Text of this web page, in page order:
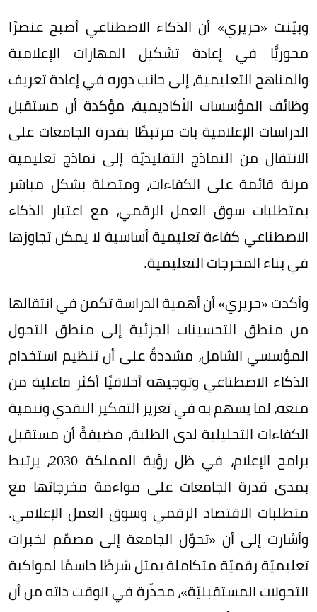
وبيّنت «حريري» أن الذكاء الاصطناعي أصبح عنصرًا
محوريًّا في إعادة تشكيل المهارات الإعلامية
والمناهج التعليمية، إلى جانب دوره في إعادة تعريف
وظائف المؤسسات الأكاديمية، مؤكدة أن مستقبل
الدراسات الإعلامية بات مرتبطًا بقدرة الجامعات على
الانتقال من النماذج التقليديّة إلى نماذج تعليمية
مرنة قائمة على الكفاءات، ومتصلة بشكل مباشر
بمتطلبات سوق العمل الرقمي، مع اعتبار الذكاء
الاصطناعي كفاءة تعليمية أساسية لا يمكن تجاوزها
في بناء المخرجات التعليمية.
وأكدت «حريري» أن أهمية الدراسة تكمن في انتقالها
من منطق التحسينات الجزئية إلى منطق التحول
المؤسسي الشامل، مشددةً على أن تنظيم استخدام
الذكاء الاصطناعي وتوجيهه أخلاقيًا أكثر فاعلية من
منعه، لما يسهم به في تعزيز التفكير النقدي وتنمية
الكفاءات التحليلية لدى الطلبة، مضيفةً أن مستقبل
برامج الإعلام، في ظل رؤية المملكة 2030، يرتبط
بمدى قدرة الجامعات على مواءمة مخرجاتها مع
متطلبات الاقتصاد الرقمي وسوق العمل الإعلامي.
وأشارت إلى أن «تحوّل الجامعة إلى مصمّم لخبرات
تعليميّة رقميّة متكاملة يمثل شرطًا حاسمًا لمواكبة
التحولات المستقبليّة»، محذّرة في الوقت ذاته من أن